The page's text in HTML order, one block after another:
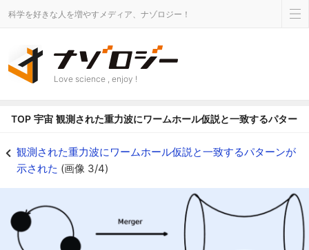
科学を好きな人を増やすメディア、ナゾロジー！
Love science , enjoy !
TOP 宇宙 観測された重力波にワームホール仮説と一致するパター
観測された重力波にワームホール仮説と一致するパターンが
示された (画像 3/4)